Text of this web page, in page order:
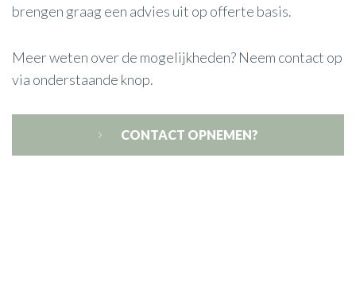
brengen graag een advies uit op offerte basis.
Meer weten over de mogelijkheden? Neem contact op
via onderstaande knop.
CONTACT OPNEMEN?